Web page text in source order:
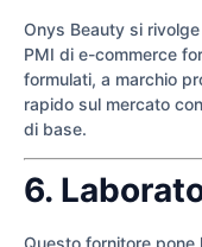
Onys Beauty si
PMI di e-commerce
formulati, a marchio
rapido sul mercato
di base.
6.
Questo fornitore pone